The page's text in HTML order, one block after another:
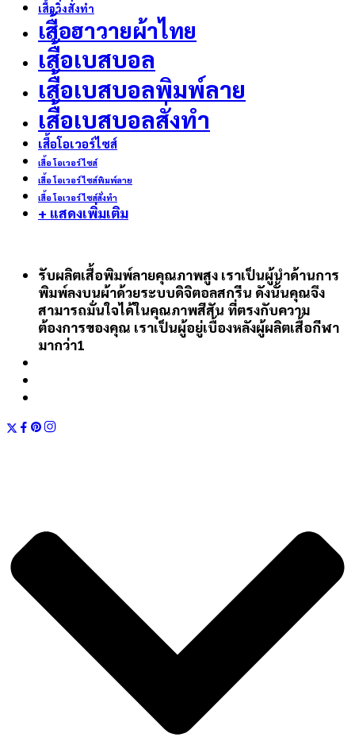
เสื้อวิ่งสั่งทำ
เสื้อฮาวายผ้าไทย
เสื้อเบสบอล
เสื้อเบสบอลพิมพ์ลาย
เสื้อเบสบอลสั่งทำ
เสื้อโอเวอร์ไซส์
เสื้อ โอเวอร์ ไซส์
เสื้อ โอเวอร์ ไซส์พิมพ์ลาย
เสื้อ โอเวอร์ ไซส์สั่งทำ
+ แสดงเพิ่มเติม
รับผลิตเสื้อพิมพ์ลายคุณภาพสูง เราเป็นผู้นำด้านการ
พิมพ์ลงบนผ้าด้วยระบบดิจิตอลสกรีน ดังนั้นคุณจึง
สามารถมั่นใจได้ในคุณภาพสีสัน ที่ตรงกับความ
ต้องการของคุณ เราเป็นผู้อยู่เบื้องหลังผู้ผลิตเสื้อกีฬา
มากว่า1